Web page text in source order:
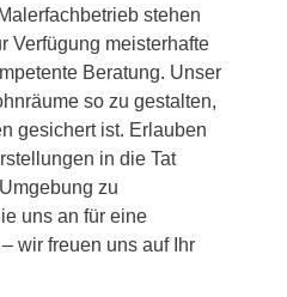
stehen
Verfügung meisterhafte
Beratung. Unser
so zu gestalten,
gesichert ist. Erlauben
in die Tat
zu
uns an für eine
wir freuen uns auf Ihr